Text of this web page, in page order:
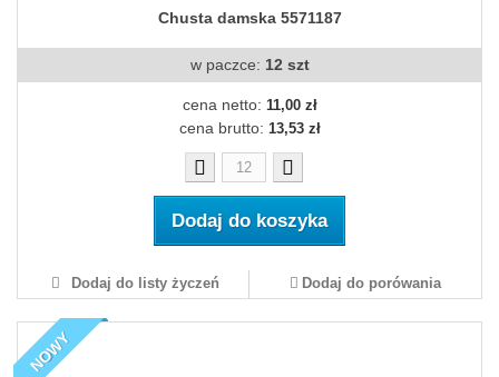
Chusta damska 5571187
w paczce: 12 szt
cena netto: 11,00 zł
cena brutto: 13,53 zł
Dodaj do koszyka
Dodaj do listy życzeń Dodaj do porówania
NOWY